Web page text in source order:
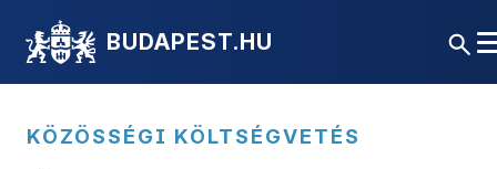
BUDAPEST.HU
KÖZÖSSÉGI KÖLTSÉGVETÉS